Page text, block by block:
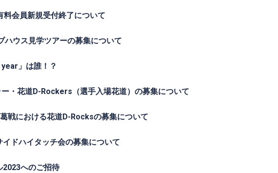
料会員新規受付終了について
ハウス見学ツアーの募集について
」は誰！？
・花道D-Rockers（選手入場花道）の募集について
戦における花道D-Rocksの募集について
イドハイタッチ会の募集について
2023へのご招待